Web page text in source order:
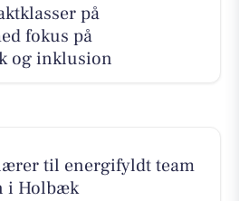
på
fokus på
og inklusion
til energifyldt team
i Holbæk